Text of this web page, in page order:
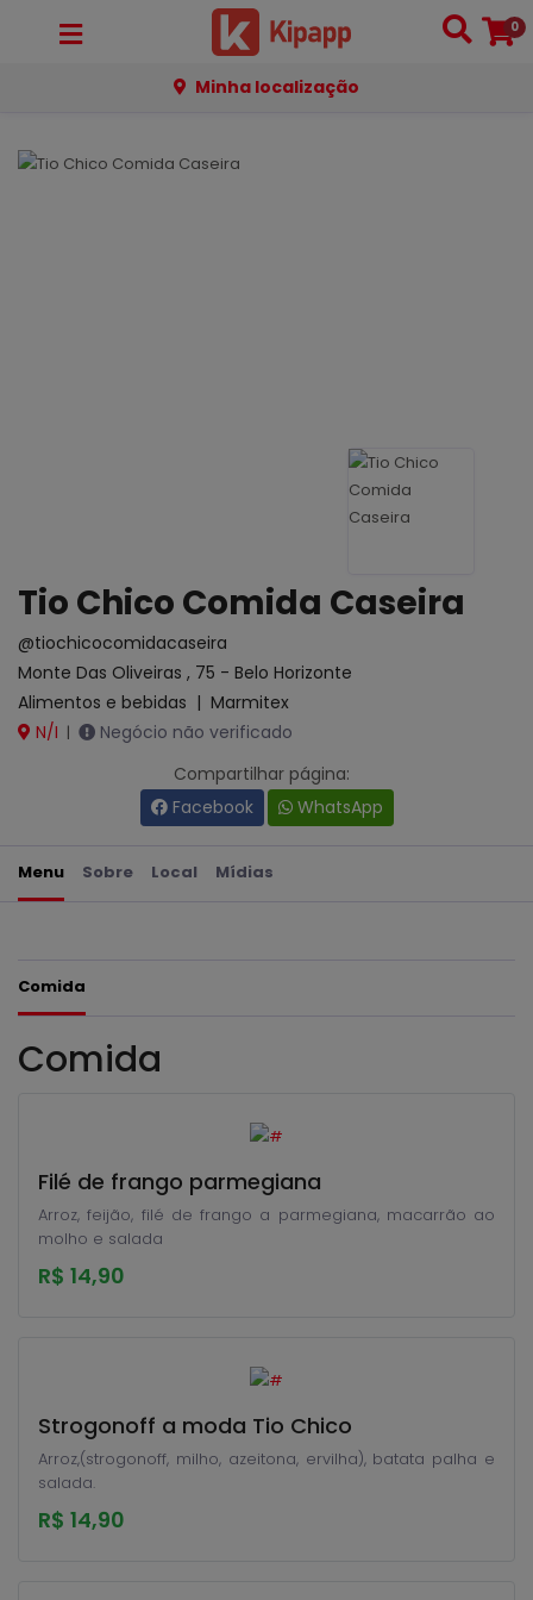
0
Minha localização
Tio Chico Comida Caseira
@tiochicocomidacaseira
Monte Das Oliveiras , 75 - Belo Horizonte
Alimentos e bebidas | Marmitex
N/I |
Negócio não verificado
Compartilhar página:
Facebook
WhatsApp
Menu Sobre Local Mídias
Comida
Comida
Filé de frango parmegiana
Arroz, feijão, filé de frango a parmegiana, macarrão ao
molho e salada
R$ 14,90
Strogonoff a moda Tio Chico
Arroz,(strogonoff, milho, azeitona, ervilha), batata palha e
salada.
R$ 14,90